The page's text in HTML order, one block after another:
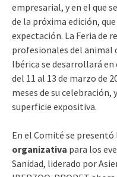
empresarial, y en el que
de la próxima edición,
expectación. La Feria de
profesionales del animal
Ibérica se desarrollará en
del 11 al 13 de marzo de
meses de su celebración,
superficie expositiva.
En el Comité se presentó
organizativa para los
Sanidad, liderado por